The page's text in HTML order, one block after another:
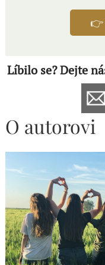
👉
Líbilo se? Dejte
O autorovi